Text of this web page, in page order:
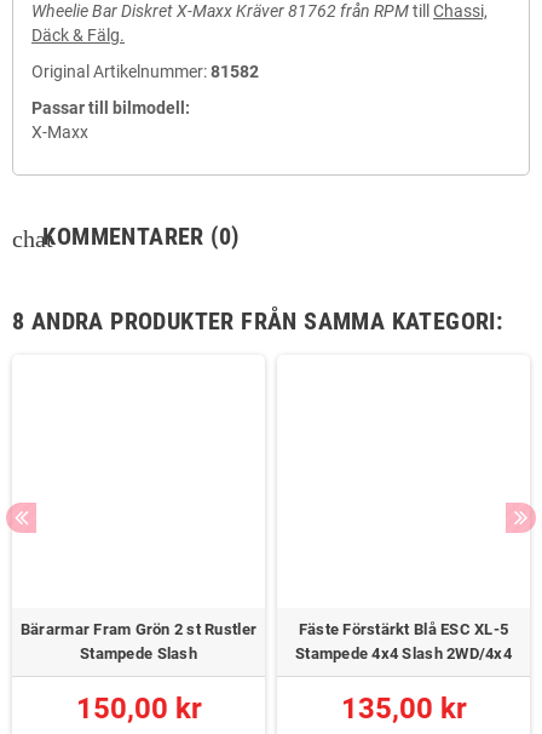
Wheelie Bar Diskret X-Maxx Kräver 81762 från RPMtill Chassi,
Däck & Fälg.
Original Artikelnummer:81582
Passar till bilmodell:
X-Maxx
chatKOMMENTARER (0)
8 ANDRA PRODUKTER FRÅN SAMMA KATEGORI:
Bärarmar Fram Grön 2 st Rustler
Stampede Slash
150,00 kr
Fäste Förstärkt Blå ESC XL-5
Stampede 4x4 Slash 2WD/4x4
135,00 kr